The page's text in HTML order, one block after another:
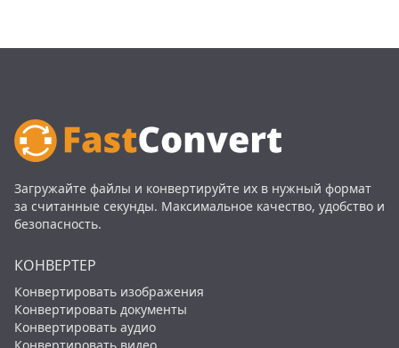
Загружайте файлы и конвертируйте их в нужный формат
за считанные секунды. Максимальное качество, удобство и
безопасность.
КОНВЕРТЕР
Конвертировать изображения
Конвертировать документы
Конвертировать аудио